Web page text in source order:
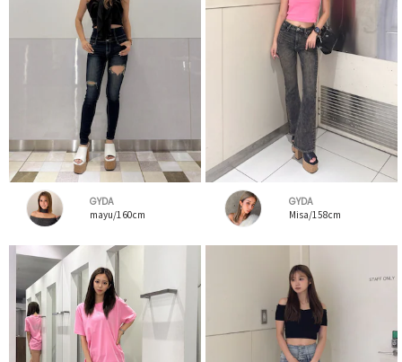
GYDA
mayu/160cm
GYDA
Misa/158cm